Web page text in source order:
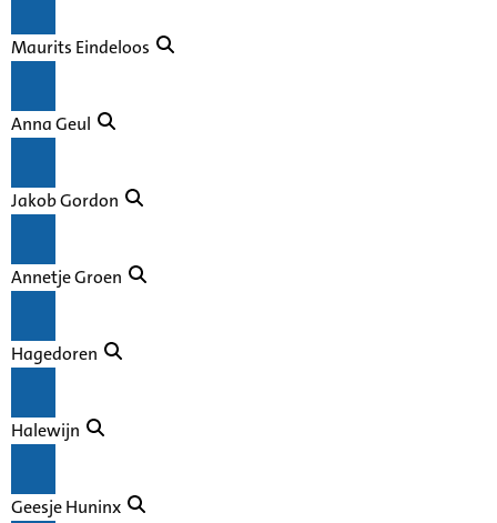
Maurits Eindeloos
Anna Geul
Jakob Gordon
Annetje Groen
Hagedoren
Halewijn
Geesje Huninx